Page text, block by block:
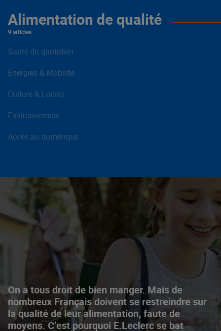
On a tous droit de bien manger. Mais de
nombreux Français doivent se restreindre sur
la qualité de leur alimentation, faute de
moyens. C’est pourquoi E.Leclerc se bat
Alimentation de qualité
9 articles
Santé du quotidien
Énergies & Mobilité
Culture & Loisirs
Environnement
Accès au numérique